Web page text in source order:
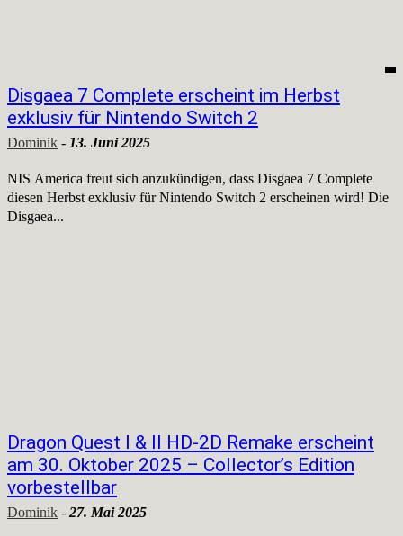
Disgaea 7 Complete erscheint im Herbst
exklusiv für Nintendo Switch 2
Dominik - 13. Juni 2025
NIS America freut sich anzukündigen, dass Disgaea 7 Complete
diesen Herbst exklusiv für Nintendo Switch 2 erscheinen wird! Die
Disgaea...
Dragon Quest I & II HD-2D Remake erscheint
am 30. Oktober 2025 – Collector’s Edition
vorbestellbar
Dominik - 27. Mai 2025